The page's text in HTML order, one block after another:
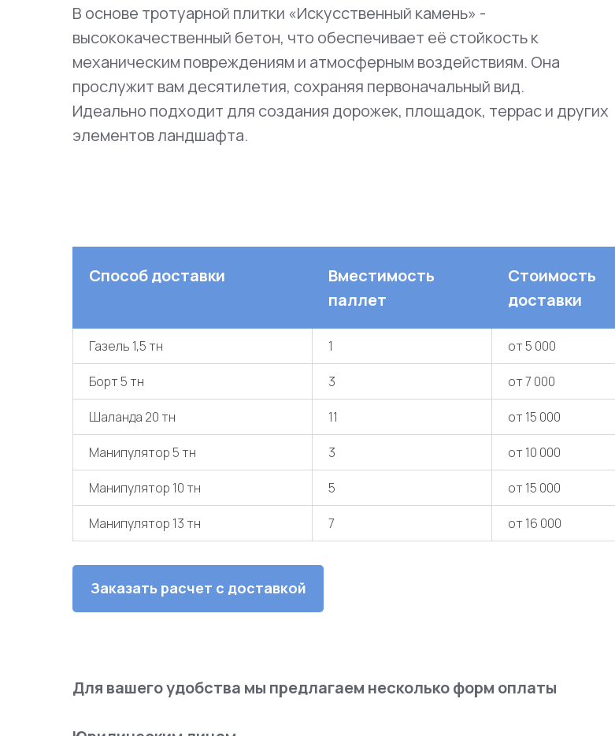
В основе тротуарной плитки «Искусственный камень» -
высококачественный бетон, что обеспечивает её стойкость к
механическим повреждениям и атмосферным воздействиям. Она
прослужит вам десятилетия, сохраняя первоначальный вид.
Идеально подходит для создания дорожек, площадок, террас и других
элементов ландшафта.
Способ доставки
Вместимость
паллет
Стоимость
доставки
Газель 1,5 тн 1 от 5 000
Борт 5 тн 3 от 7 000
Шаланда 20 тн 11 от 15 000
Манипулятор 5 тн 3 от 10 000
Манипулятор 10 тн 5 от 15 000
Манипулятор 13 тн 7 от 16 000
Заказать расчет с доставкой
Для вашего удобства мы предлагаем несколько форм оплаты